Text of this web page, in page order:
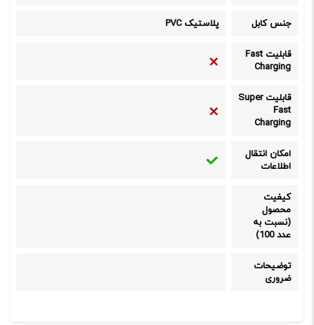
جنس کابل پلاستیک PVC
قابلیت Fast
Charging
قابلیت Super
Fast
Charging
امکان انتقال
اطلاعات
کیفیت
محصول
(نسبت به
عدد 100)
توضیحات
ضروری